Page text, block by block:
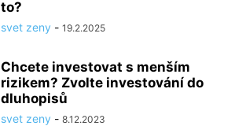
to?
svet zeny - 19.2.2025
Chcete investovat s menším
rizikem? Zvolte investování do
dluhopisů
svet zeny - 8.12.2023